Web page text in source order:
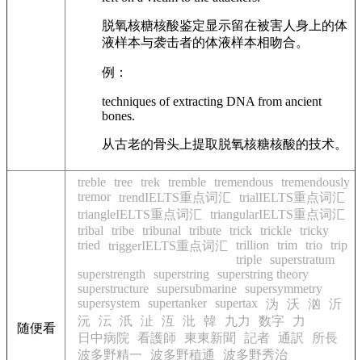
脱氧核糖核酸鉴定显示留在被害人身上的体
液样本与袭击者的体液样本相吻合。
例：
techniques of extracting DNA from ancient
bones.
从古老的骨头上提取脱氧核糖核酸的技术。
随便看
treble tree trek tremble tremendous tremendously
tremor trendIELTS重点词汇
trialIELTS重点词汇
triangleIELTS重点词汇
triangularIELTS重点词汇
tribal
tribe tribunal tribute trick trickle tricky
tried
triggerIELTS重点词汇 trillion trim trio trip
triple superstratum
superstrength
superstring
superstring theory
superstructure supersubmarine supersymmetry
supersystem
supertanker supertax 沩 沃 汹
沂
沅
沄 汦 沚 沍 沘 韓 九力 数字
力
日中病院
看護師 東東新聞 記者 通訳
所長
波多野精一
波多野稙通 波多野秀治